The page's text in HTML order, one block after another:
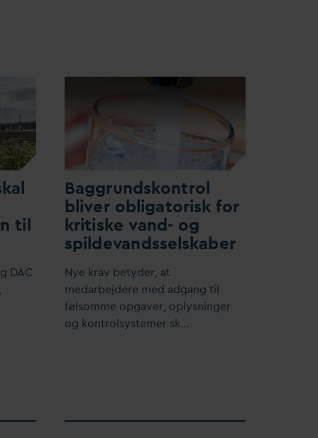
til
DAC
Baggrundskontrol
bliver obligatorisk for
kritiskevand- og
spildevandsselskaber
Nye krav betyder, at
medarbejdere med adgang til
følsomme opgaver, oplysninger
og kontrolsystemer sk…